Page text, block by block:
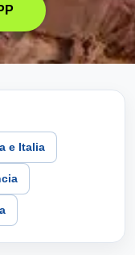
e Italia